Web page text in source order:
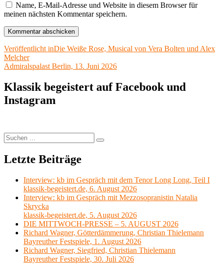
Name, E-Mail-Adresse und Website in diesem Browser für
meinen nächsten Kommentar speichern.
Beitragsnavigation
Veröffentlicht inDie Weiße Rose, Musical von Vera Bolten und Alex
Melcher
Admiralspalast Berlin, 13. Juni 2026
Klassik begeistert auf Facebook und
Instagram
Suchen
nach:
Suchen
Letzte Beiträge
Interview: kb im Gespräch mit dem Tenor Long Long, Teil I
klassik-begeistert.de, 6. August 2026
Interview: kb im Gespräch mit Mezzosopranistin Natalia
Skrycka
klassik-begeistert.de, 5. August 2026
DIE MITTWOCH-PRESSE – 5. AUGUST 2026
Richard Wagner, Götterdämmerung, Christian Thielemann
Bayreuther Festspiele, 1. August 2026
Richard Wagner, Siegfried, Christian Thielemann
Bayreuther Festspiele, 30. Juli 2026